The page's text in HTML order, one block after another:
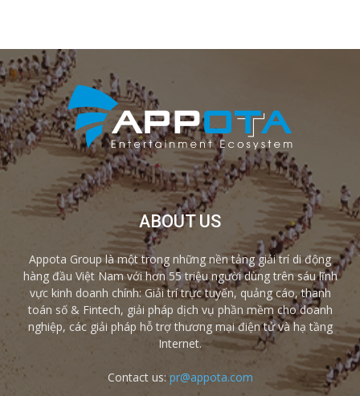
ABOUT US
Appota Group là một trong những nền tảng giải trí di động
hàng đầu Việt Nam với hơn 55 triệu người dùng trên sáu lĩnh
vực kinh doanh chính: Giải trí trực tuyến, quảng cáo, thanh
toán số & Fintech, giải pháp dịch vụ phần mềm cho doanh
nghiệp, các giải pháp hỗ trợ thương mại điện tử và hạ tầng
Internet.
Contact us: pr@appota.com